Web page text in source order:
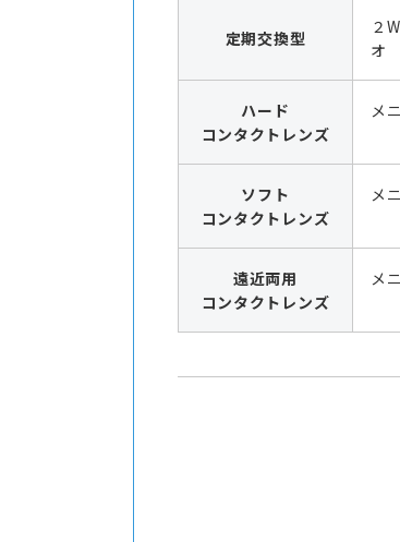
定期交換型
２
オ
ハード
コンタクトレンズ
メ
ソフト
コンタクトレンズ
メ
遠近両用
コンタクトレンズ
メ